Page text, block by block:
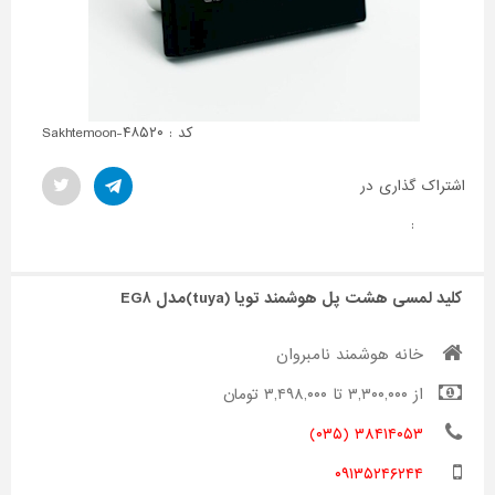
کد : Sakhtemoon-۴۸۵۲۰
اشتراک گذاری در
:
کلید لمسی هشت پل هوشمند تویا (tuya)مدل EG۸
خانه هوشمند نامبروان
از ۳,۳۰۰,۰۰۰ تا ۳,۴۹۸,۰۰۰ تومان
۳۸۴۱۴۰۵۳ (۰۳۵)
۰۹۱۳۵۲۴۶۲۴۴